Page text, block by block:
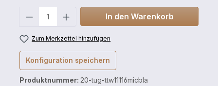
In den Warenkorb
Zum Merkzettel hinzufügen
Konfiguration speichern
Produktnummer: 20-tug-ttw11116micbla